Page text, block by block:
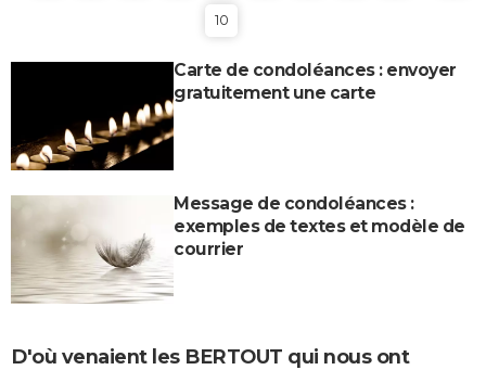
10
Carte de condoléances : envoyer
gratuitement une carte
Message de condoléances :
exemples de textes et modèle de
courrier
D'où venaient les BERTOUT qui nous ont